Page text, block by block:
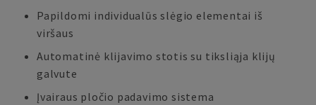
Papildomi individualūs slėgio elementai iš
viršaus
Automatinė klijavimo stotis su tiksliąja klijų
galvute
Įvairaus pločio padavimo sistema